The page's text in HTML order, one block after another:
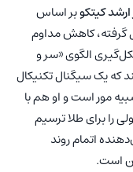
ارشد کیتکوبر اساس
گرفته، کاهش مداوم
الگوی «سر و
که یک سیگنال تکنیکال
مور است و او هم با
را برای طلا ترسیم
اتمام روند
است.